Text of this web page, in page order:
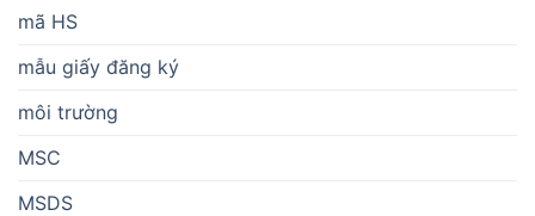
mã HS
mẫu giấy đăng ký
môi trường
MSC
MSDS